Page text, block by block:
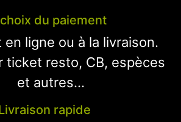
du paiement
en ligne ou à la livraison.
ticket resto, CB, espèces
et autres...
rapide